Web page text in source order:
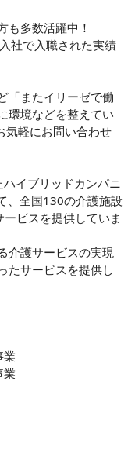
多数活躍中！
社で入職された実績
「またイリーゼで働
環境などを整えてい
気軽にお問い合わせ
イブリッドカンパニ
、全国130の介護施設
ビスを提供していま
介護サービスの実現
たサービスを提供し
業
業